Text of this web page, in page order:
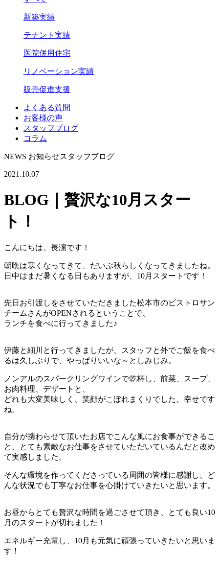
新築実績
テナント実績
医院併用住宅
リノベーション実績
販売促進支援
よくある質問
お客様の声
スタッフブログ
コラム
NEWS お知らせスタッフブログ
2021.10.07
BLOG｜贅沢な10月スター
ト！
こんにちは、長濵です！
朝晩は寒くなってきて、だいぶ秋らしくなってきましたね。
日中はまだ暑くなる日もありますが、10月スタートです！
先日お引渡しをさせていただきました松本市のビストロサン
チームさんがOPENされるということで、
ランチを食べに行ってきました♪
伊藤と細川と行ってきましたが、スタッフと外でご飯を食べ
るは久しぶりで、やっぱりいいな～としみじみ。
ノンアルのスパークリングワインで乾杯し、前菜、スープ、
お肉料理、デザートと、
どれも大変美味しく、笑顔がこぼれまくりでした。幸せです
ね。
自分が携わらせて頂いたお店でこんな風にお食事ができるこ
と、とても素敵なお仕事をさせていただいているんだと改め
て実感しました。
そんな環境を作ってくださっている周囲の皆様に感謝し、ど
んな状況でも丁寧なお仕事を心掛けていきたいと思います。
お昼からとても贅沢な時間を過ごさせて頂き、とても良い10
月のスタートが切れました！
エネルギー充電し、10月も元気に頑張っていきたいと思いま
す！